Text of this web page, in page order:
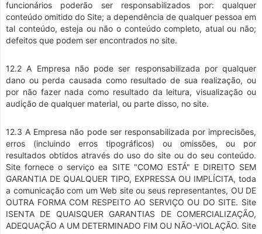
funcionários poderão ser responsabilizados por: qualquer
conteúdo omitido do Site; a dependência de qualquer pessoa em
tal conteúdo, esteja ou não o conteúdo completo, atual ou não;
defeitos que podem ser encontrados no site.
12.2 A Empresa não pode ser responsabilizada por qualquer
dano ou perda causada como resultado de sua realização, ou
por não fazer nada como resultado da leitura, visualização ou
audição de qualquer material, ou parte disso, no site.
12.3 A Empresa não pode ser responsabilizada por imprecisões,
erros (incluindo erros tipográficos) ou omissões, ou por
resultados obtidos através do uso do site ou do seu conteúdo.
Site fornece o serviço ea SITE "COMO ESTÁ" E DIREITO SEM
GARANTIA DE QUALQUER TIPO, EXPRESSA OU IMPLÍCITA, toda
a comunicação com um Web site ou seus representantes, OU DE
OUTRA FORMA COM RESPEITO AO SERVIÇO OU DO SITE. Site
ISENTA DE QUAISQUER GARANTIAS DE COMERCIALIZAÇÃO,
ADEQUAÇÃO A UM DETERMINADO FIM OU NÃO-VIOLAÇÃO. Site